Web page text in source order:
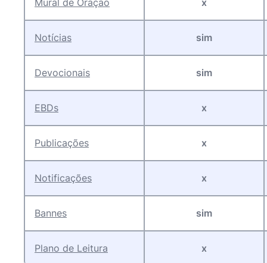
Notícias sim
Devocionais sim
EBDs x
Publicações x
Notificações x
Bannes sim
Plano de Leitura x